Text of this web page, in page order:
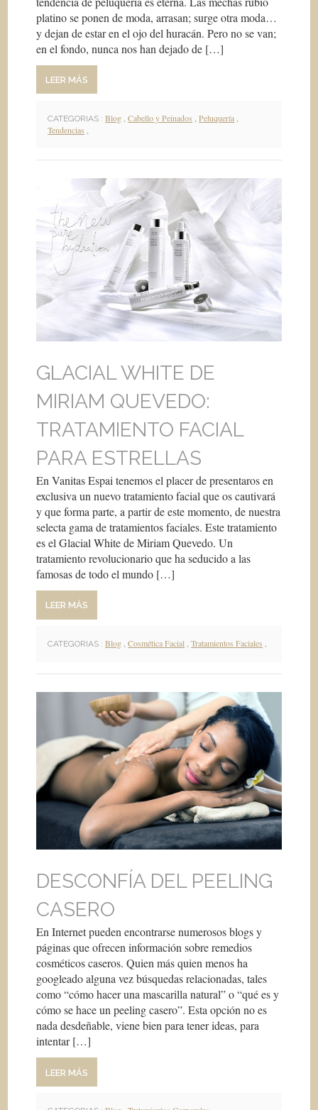
platino se ponen de moda, arrasan; surge otra moda…
y dejan de estar en el ojo del huracán. Pero no se van;
en el fondo, nunca nos han dejado de […]
LEER MÁS
CATEGORIAS : Blog ,Cabello y Peinados ,Peluquería
Tendencias
GLACIAL WHITE DE
MIRIAM QUEVEDO:
TRATAMIENTO FACIAL
PARA ESTRELLAS
En Vanitas Espai tenemos el placer de presentaros en
exclusiva un nuevo tratamiento facial que os cautivará
y que forma parte, a partir de este momento, de nuestra
selecta gama de tratamientos faciales. Este tratamiento
es el Glacial White de Miriam Quevedo. Un
tratamiento revolucionario que ha seducido a las
famosas de todo el mundo […]
LEER MÁS
CATEGORIAS : Blog ,Cosmética Facial ,Tratamientos Faciales
DESCONFÍA DEL PEELING
CASERO
En Internet pueden encontrarse numerosos blogs y
páginas que ofrecen información sobre remedios
cosméticos caseros. Quien más quien menos ha
googleado alguna vez búsquedas relacionadas, tales
como “cómo hacer una mascarilla natural” o “qué es y
cómo se hace un peeling casero”. Esta opción no es
nada desdeñable, viene bien para tener ideas, para
intentar […]
LEER MÁS